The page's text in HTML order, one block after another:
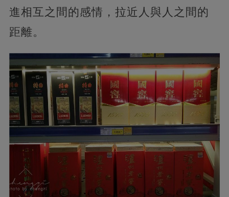
進相互之間的感情，拉近人與人之間的
距離。